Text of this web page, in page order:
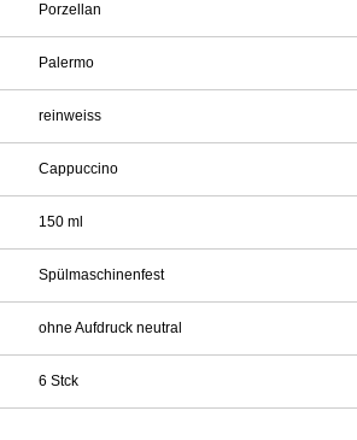
Porzellan
Palermo
reinweiss
Cappuccino
150 ml
Spülmaschinenfest
ohne Aufdruck neutral
6 Stck